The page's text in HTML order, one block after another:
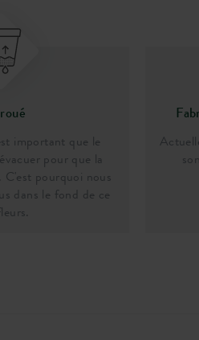
important que le
pour que la
C'est pourquoi nous
dans le fond de ce